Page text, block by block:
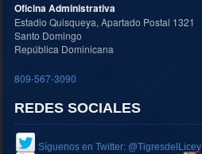
Oficina Administrativa
Estadio Quisqueya, Apartado Postal 1321
Santo Domingo
República Dominicana
809-567-3090
REDES SOCIALES
Síguenos en Twitter: @TigresdelLicey